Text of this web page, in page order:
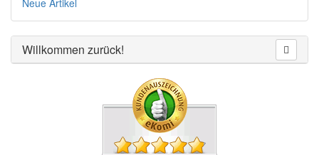
Neue Artikel
Willkommen zurück!